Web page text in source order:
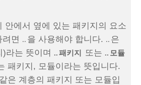
안에서 옆에 있는 패키지의 요소
면 .. 을 사용해야 합니다. .. 은
라는 뜻이며 ..패키지 또는 .. 모듈
패키지, 모듈이라는 뜻입니다.
은 계층의 패키지 또는 모듈입